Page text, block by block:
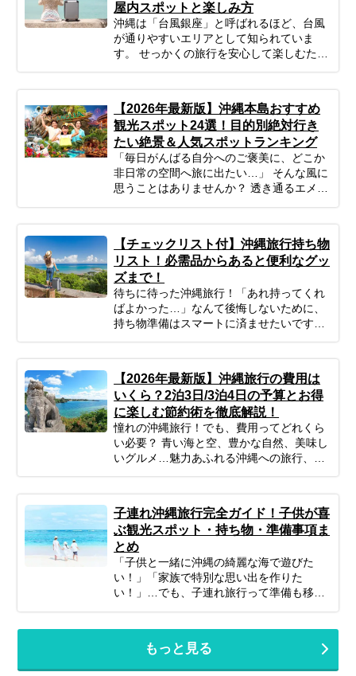
屋内スポットと楽しみ方
沖縄は「台風銀座」と呼ばれるほど、台風
が通りやすいエリアとして知られていま
す。 せっかくの旅行を安心して楽しむため
【2026年最新版】沖縄本島おすすめ
観光スポット24選！目的別絶対行き
たい絶景＆人気スポットランキング
「毎日がんばる自分へのご褒美に、どこか
非日常の空間へ旅に出たい…」 そんな風に
思うことはありませんか？ 透き通るエメラ
心もリフレッシュさせてくれる最高の場所
です。 この記事では、プロのツアーコーデ
ィネーターが厳選した沖縄本島のおすすめ
観光スポットをご紹介します。定番スポッ
トから、知る人ぞ知る癒しの絶景カフェ、
そして待望の最新スポットまで、あなたの
「行ってみたい！」がきっと見つかるは
ください。
【チェックリスト付】沖縄旅行持ち物
リスト！必需品からあると便利なグッ
ズまで！
待ちに待った沖縄旅行！「あれ持ってくれ
ばよかった…」なんて後悔しないために、
持ち物準備はスマートに済ませたいですよ
旅行をスタートさせるための準備を始めま
しょう♪
【2026年最新版】沖縄旅行の費用は
いくら？2泊3日/3泊4日の予算とお得
に楽しむ節約術を徹底解説！
憧れの沖縄旅行！でも、費用ってどれくら
い必要？ 青い海と空、豊かな自然、美味し
いグルメ…魅力あふれる沖縄への旅行、考
えている方も多いのではないでしょうか。
でも、気になるのが「実際いくらかかる
の？」という費用面。旅行費用は、時期や
日数、過ごし方によって大きく変わりま
す。 この記事では、沖縄旅行のリアルな予
算感から、賢く費用を抑えるコツ、予算別
のモデルプランまで、あなたの旅行計画に
役立つ情報をギュッとまとめてお届けしま
旅行を実現しましょう。
子連れ沖縄旅行完全ガイド！子供が喜
ぶ観光スポット・持ち物・準備事項ま
とめ
「子供と一緒に沖縄の綺麗な海で遊びた
い！」「家族で特別な思い出を作りた
い！」…でも、子連れ旅行って準備も移動
ます。 このガイドでは、子連れファミリー
が沖縄旅行を思いっきり楽しむための、計
もっと見る